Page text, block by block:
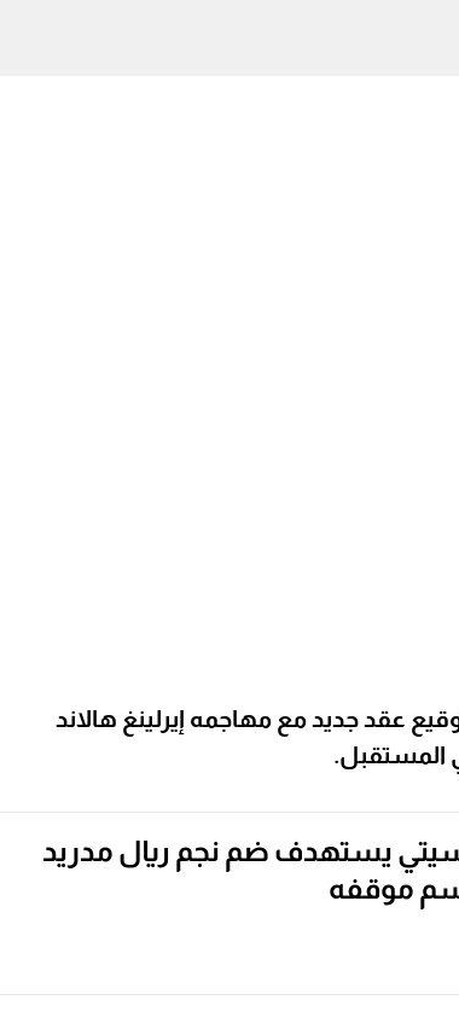
عقد جديد مع مهاجمه إيرلينغ هالاند
المستقبل.
يستهدف ضم نجم ريال مدريد
موقفه